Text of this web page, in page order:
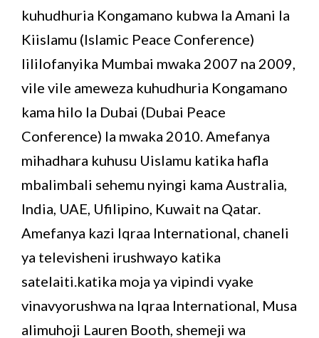
kuhudhuria Kongamano kubwa la Amani la
Kiislamu (Islamic Peace Conference)
lililofanyika Mumbai mwaka 2007 na 2009,
vile vile ameweza kuhudhuria Kongamano
kama hilo la Dubai (Dubai Peace
Conference) la mwaka 2010. Amefanya
mihadhara kuhusu Uislamu katika hafla
mbalimbali sehemu nyingi kama Australia,
India, UAE, Ufilipino, Kuwait na Qatar.
Amefanya kazi Iqraa International, chaneli
ya televisheni irushwayo katika
satelaiti.katika moja ya vipindi vyake
vinavyorushwa na Iqraa International, Musa
alimuhoji Lauren Booth, shemeji wa